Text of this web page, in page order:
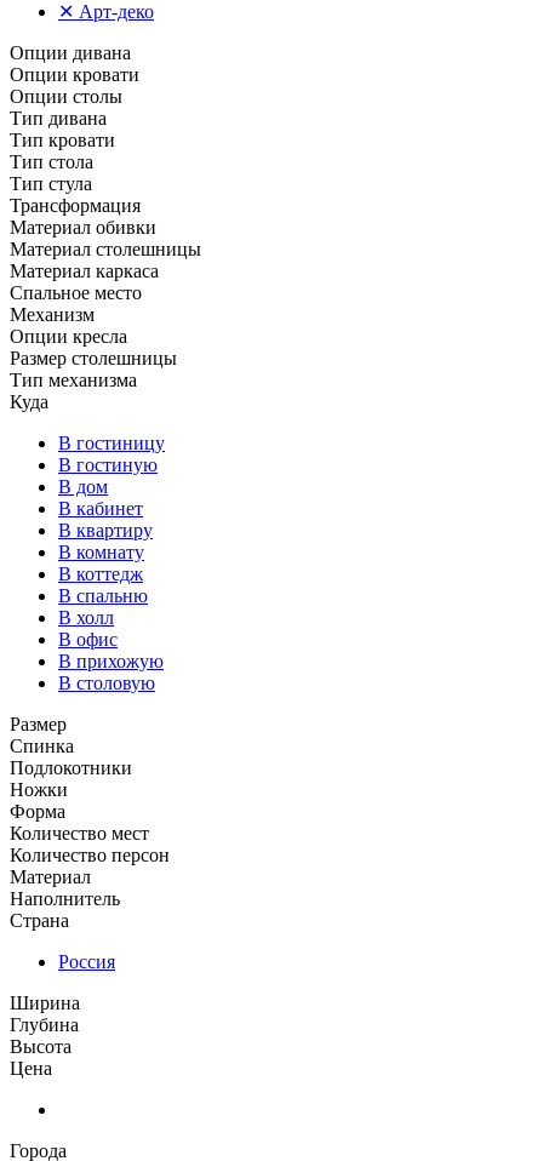
✕ Арт-деко
Опции дивана
Опции кровати
Опции столы
Тип дивана
Тип кровати
Тип стола
Тип стула
Трансформация
Материал обивки
Материал столешницы
Материал каркаса
Спальное место
Механизм
Опции кресла
Размер столешницы
Тип механизма
Куда
В гостиницу
В гостиную
В дом
В кабинет
В квартиру
В комнату
В коттедж
В спальню
В холл
В офис
В прихожую
В столовую
Размер
Спинка
Подлокотники
Ножки
Форма
Количество мест
Количество персон
Материал
Наполнитель
Страна
Россия
Ширина
Глубина
Высота
Цена
Города